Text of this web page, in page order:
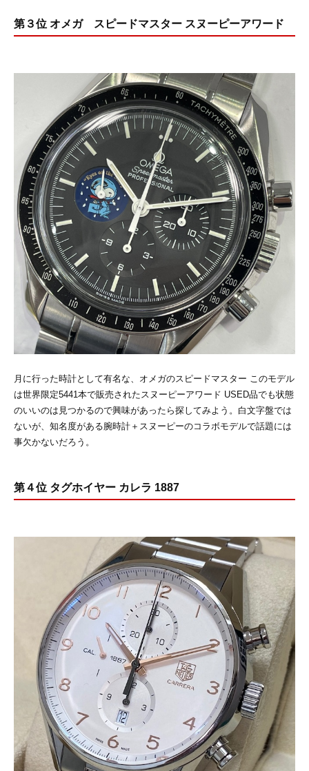
第３位 オメガ スピードマスター スヌーピーアワード
月に行った時計として有名な、オメガのスピードマスター このモデル
は世界限定5441本で販売されたスヌーピーアワード USED品でも状態
のいいのは見つかるので興味があったら探してみよう。白文字盤では
ないが、知名度がある腕時計＋スヌーピーのコラボモデルで話題には
事欠かないだろう。
第４位 タグホイヤー カレラ 1887